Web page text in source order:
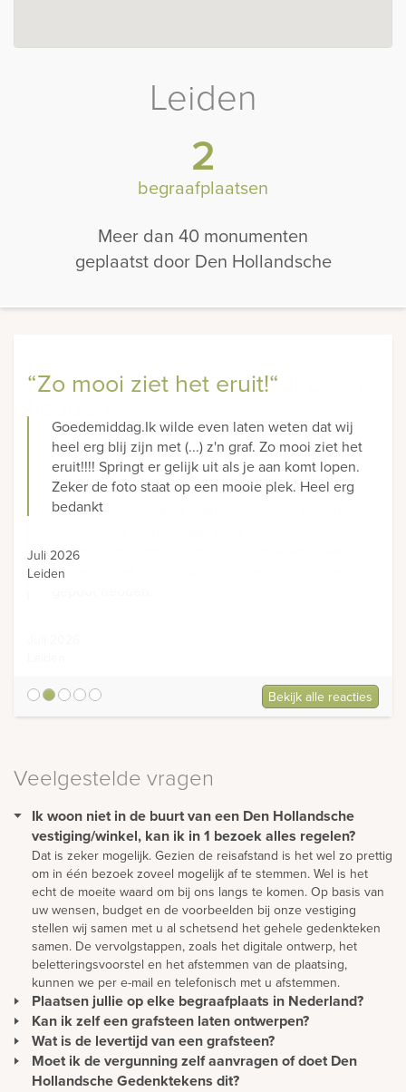
Leiden
2
begraafplaatsen
Meer dan 40 monumenten
geplaatst door Den Hollandsche
Bekijk alle reacties
“Zo mooi ziet het eruit!“
Goedemiddag.Ik wilde even laten weten dat wij
heel erg blij zijn met (...) z'n graf. Zo mooi ziet het
eruit!!!! Springt er gelijk uit als je aan komt lopen.
Zeker de foto staat op een mooie plek. Heel erg
bedankt
Juli 2026
Leiden
Veelgestelde vragen
Ik woon niet in de buurt van een Den Hollandsche
vestiging/winkel, kan ik in 1 bezoek alles regelen?
Dat is zeker mogelijk. Gezien de reisafstand is het wel zo prettig
om in één bezoek zoveel mogelijk af te stemmen. Wel is het
echt de moeite waard om bij ons langs te komen. Op basis van
uw wensen, budget en de voorbeelden bij onze vestiging
stellen wij samen met u al schetsend het gehele gedenkteken
samen. De vervolgstappen, zoals het digitale ontwerp, het
beletteringsvoorstel en het afstemmen van de plaatsing,
kunnen we per e-mail en telefonisch met u afstemmen.
Plaatsen jullie op elke begraafplaats in Nederland?
Wij plaatsen monumenten zonder extra kosten in heel
Nederland. Daarnaast plaatsen we monumenten in overleg ook
in België en Duitsland. Onze werkwijze is hierop ingericht. Ons
team van vakmensen plaatst alle soorten monumenten volgens
Kan ik zelf een grafsteen laten ontwerpen?
Een mooie en persoonlijke grafsteen moet natuurlijk eerst
ontworpen worden. We bieden u de mogelijkheid om vanuit uw
eigen ontwerp een gedenkteken te realiseren maar u kunt er
Wat is de levertijd van een grafsteen?
De levertijd van een gedenkteken wordt met name bepaald
door de mate waarin het materiaal beschikbaar is. Omdat wij met
Moet ik de vergunning zelf aanvragen of doet Den
Hollandsche Gedenktekens dit?